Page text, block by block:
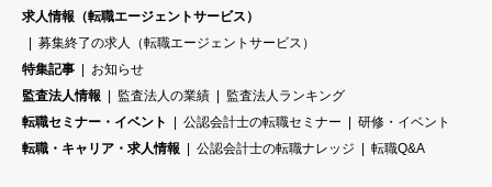
求人情報（転職エージェントサービス）
募集終了の求人（転職エージェントサービス）
特集記事
お知らせ
監査法人情報
監査法人の業績
監査法人ランキング
転職セミナー・イベント
公認会計士の転職セミナー
研修・イベント
転職・キャリア・求人情報
公認会計士の転職ナレッジ 転職Q&A